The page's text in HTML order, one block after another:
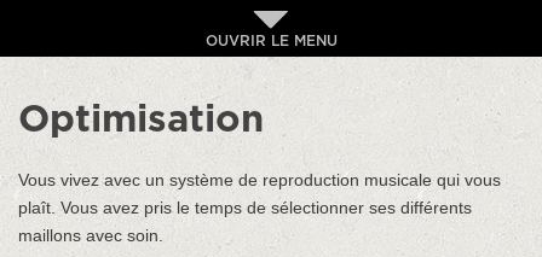
OUVRIR LE MENU
Optimisation
Vous vivez avec un système de reproduction musicale qui vous
plaît. Vous avez pris le temps de sélectionner ses différents
maillons avec soin.